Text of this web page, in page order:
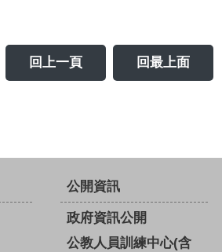
回上一頁 回最上面
公開資訊
政府資訊公開
公教人員訓練中心(含